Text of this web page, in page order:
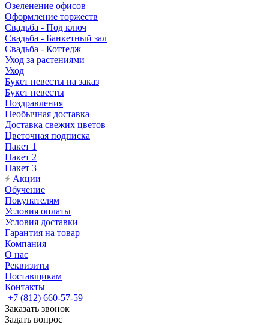
Озеленение офисов
Оформление торжеств
Свадьба - Под ключ
Свадьба - Банкетный зал
Свадьба - Коттедж
Уход за растениями
Уход
Букет невесты на заказ
Букет невесты
Поздравления
Необычная доставка
Доставка свежих цветов
Цветочная подписка
Пакет 1
Пакет 2
Пакет 3
Акции
Обучение
Покупателям
Условия оплаты
Условия доставки
Гарантия на товар
Компания
О нас
Реквизиты
Поставщикам
Контакты
+7 (812) 660-57-59
Заказать звонок
Задать вопрос